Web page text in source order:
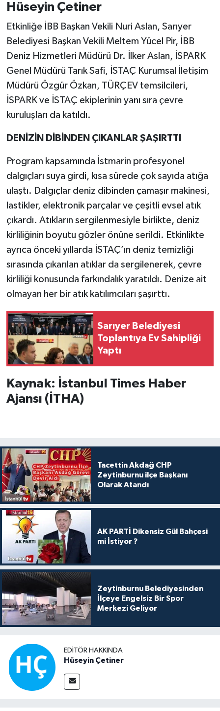
Hüseyin Çetiner
Etkinliğe İBB Başkan Vekili Nuri Aslan, Sarıyer
Belediyesi Başkan Vekili Meltem Yücel Pir, İBB
Deniz Hizmetleri Müdürü Dr. İlker Aslan, İSPARK
Genel Müdürü Tarık Safi, İSTAÇ Kurumsal İletişim
Müdürü Özgür Özkan, TÜRÇEV temsilcileri,
İSPARK ve İSTAÇ ekiplerinin yanı sıra çevre
kuruluşları da katıldı.
DENİZİN DİBİNDEN ÇIKANLAR ŞAŞIRTTI
Program kapsamında İstmarin profesyonel
dalgıçları suya girdi, kısa sürede çok sayıda atığa
ulaştı. Dalgıçlar deniz dibinden çamaşır makinesi,
lastikler, elektronik parçalar ve çeşitli evsel atık
çıkardı. Atıkların sergilenmesiyle birlikte, deniz
kirliliğinin boyutu gözler önüne serildi. Etkinlikte
ayrıca önceki yıllarda İSTAÇ’ın deniz temizliği
sırasında çıkarılan atıklar da sergilenerek, çevre
kirliliği konusunda farkındalık yaratıldı. Denize ait
olmayan her bir atık katılımcıları şaşırttı.
Sarıyer Belediyesi
Toplantıya Ev Sahipliği
Yaptı
Kaynak: İstanbul Times Haber
Ajansı (İTHA)
Tacettin Akdağ CHP
Zeytinburnu ilçe Başkanı
Olarak Atandı
AK PARTİ Dikensiz Gül Bahçesi
mi İstiyor ?
Zeytinburnu Belediyesinden
İlçeye Engelsiz Bir Spor
Merkezi Geliyor
EDITÖR HAKKINDA
Hüseyin Çetiner